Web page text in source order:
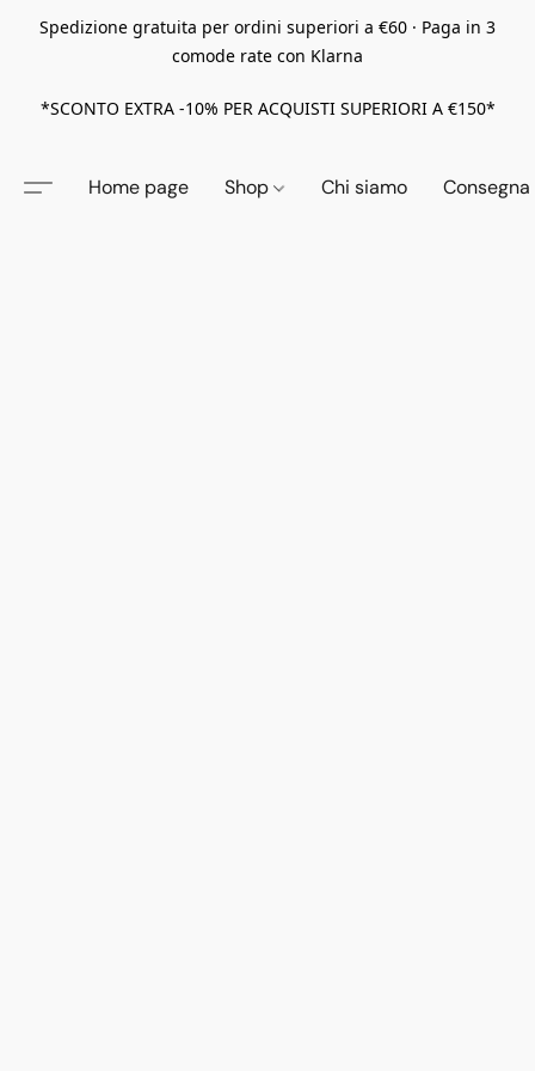
Spedizione gratuita per ordini superiori a €60 · Paga in 3
comode rate con Klarna
*SCONTO EXTRA -10% PER ACQUISTI SUPERIORI A €150*
Home page Shop Chi siamo Consegna